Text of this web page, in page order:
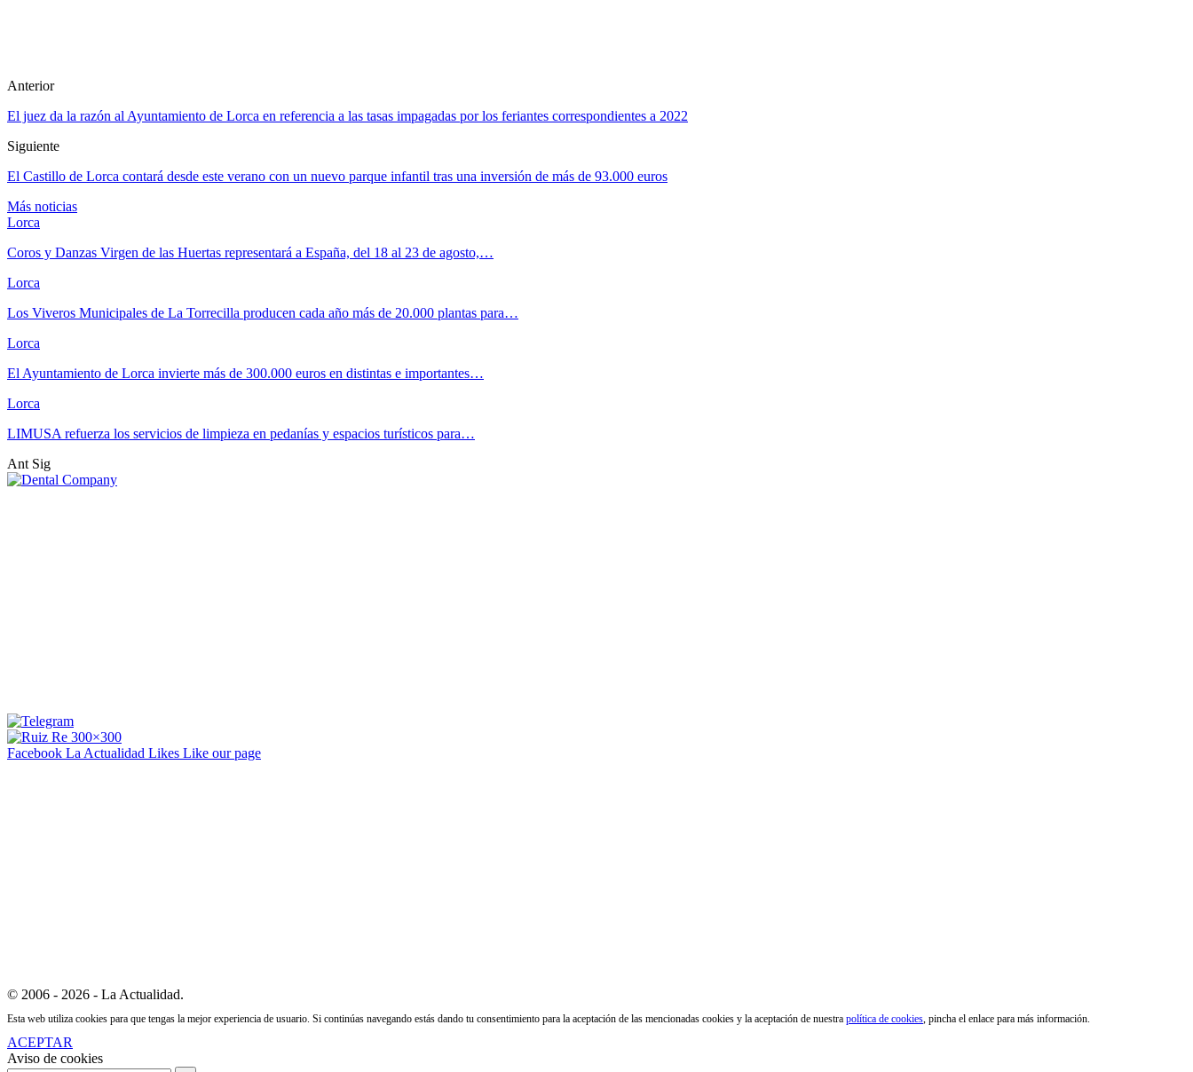
Anterior
El juez da la razón al Ayuntamiento de Lorca en referencia a las tasas impagadas por los feriantes correspondientes a 2022
Siguiente
El Castillo de Lorca contará desde este verano con un nuevo parque infantil tras una inversión de más de 93.000 euros
Más noticias
Lorca
Coros y Danzas Virgen de las Huertas representará a España, del 18 al 23 de agosto,…
Lorca
Los Viveros Municipales de La Torrecilla producen cada año más de 20.000 plantas para…
Lorca
El Ayuntamiento de Lorca invierte más de 300.000 euros en distintas e importantes…
Lorca
LIMUSA refuerza los servicios de limpieza en pedanías y espacios turísticos para…
Ant Sig
Facebook La Actualidad Likes Like our page
© 2006 - 2026 - La Actualidad.
Esta web utiliza cookies para que tengas la mejor experiencia de usuario. Si continúas navegando estás dando tu consentimiento para la aceptación de las mencionadas cookies y la aceptación de nuestra política de cookies, pincha el enlace para más información.
ACEPTAR
Aviso de cookies